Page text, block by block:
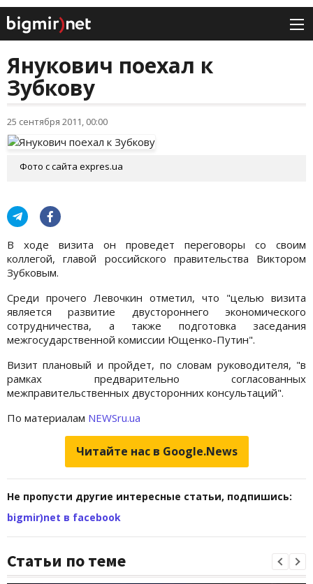
Янукович поехал к
Зубкову
25 сентября 2011, 00:00
Фото с сайта expres.ua
В ходе визита он проведет переговоры со своим
коллегой, главой российского правительства Виктором
Зубковым.
Среди прочего Левочкин отметил, что "целью визита
является развитие двустороннего экономического
сотрудничества, а также подготовка заседания
межгосударственной комиссии Ющенко-Путин".
Визит плановый и пройдет, по словам руководителя, "в
рамках предварительно согласованных
межправительственных двусторонних консультаций".
По материалам NEWSru.ua
Читайте нас в Google.News
Не пропусти другие интересные статьи, подпишись:
bigmir)net в facebook
Статьи по теме